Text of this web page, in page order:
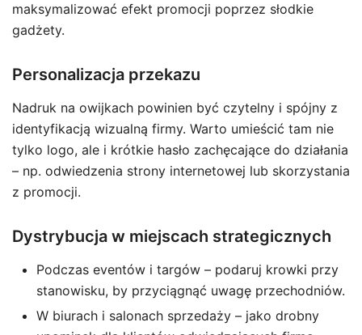
maksymalizować efekt promocji poprzez słodkie
gadżety.
Personalizacja przekazu
Nadruk na owijkach powinien być czytelny i spójny z
identyfikacją wizualną firmy. Warto umieścić tam nie
tylko logo, ale i krótkie hasło zachęcające do działania
– np. odwiedzenia strony internetowej lub skorzystania
z promocji.
Dystrybucja w miejscach strategicznych
Podczas eventów i targów – podaruj krowki przy
stanowisku, by przyciągnąć uwagę przechodniów.
W biurach i salonach sprzedaży – jako drobny